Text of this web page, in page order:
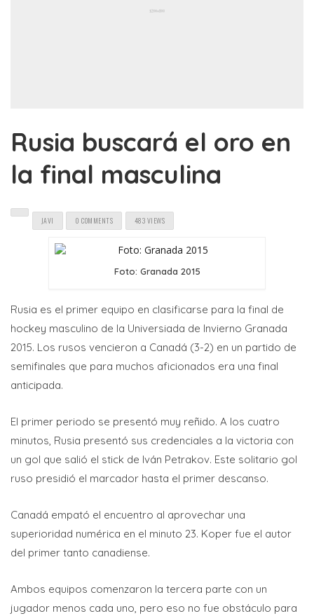
Rusia buscará el oro en
la final masculina
JAVI 0 COMMENTS 483 VIEWS
Foto: Granada 2015
Rusia es el primer equipo en clasificarse para la final de
hockey masculino de la Universiada de Invierno Granada
2015. Los rusos vencieron a Canadá (3-2) en un partido de
semifinales que para muchos aficionados era una final
anticipada.
El primer periodo se presentó muy reñido. A los cuatro
minutos, Rusia presentó sus credenciales a la victoria con
un gol que salió el stick de Iván Petrakov. Este solitario gol
ruso presidió el marcador hasta el primer descanso.
Canadá empató el encuentro al aprovechar una
superioridad numérica en el minuto 23. Koper fue el autor
del primer tanto canadiense.
Ambos equipos comenzaron la tercera parte con un
jugador menos cada uno, pero eso no fue obstáculo para